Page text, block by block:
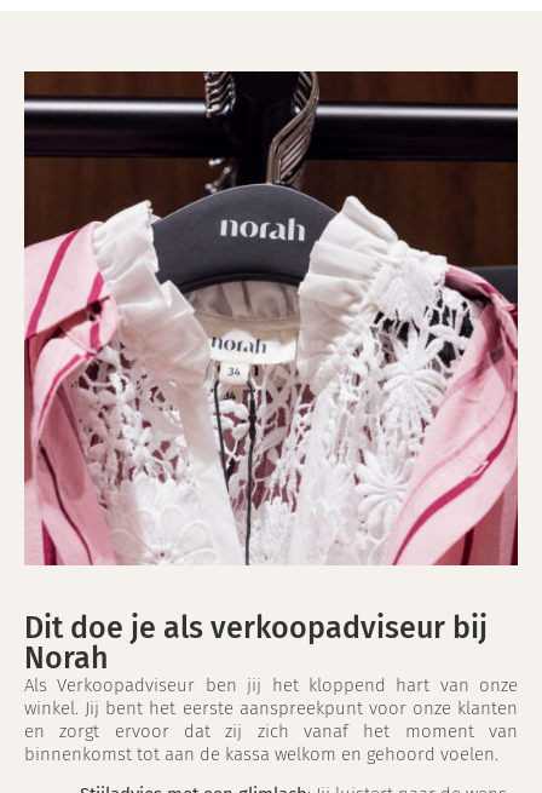
Dit doe je als verkoopadviseur bij
Norah
Als Verkoopadviseur ben jij het kloppend hart van onze
winkel. Jij bent het eerste aanspreekpunt voor onze klanten
en zorgt ervoor dat zij zich vanaf het moment van
binnenkomst tot aan de kassa welkom en gehoord voelen.